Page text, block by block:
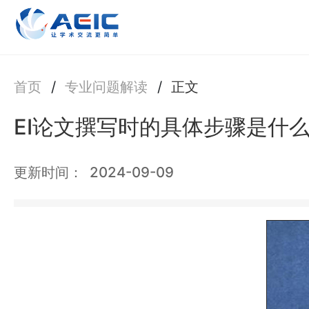
首页 / 专业问题解读 / 正文
EI论文撰写时的具体步骤是什
更新时间： 2024-09-09